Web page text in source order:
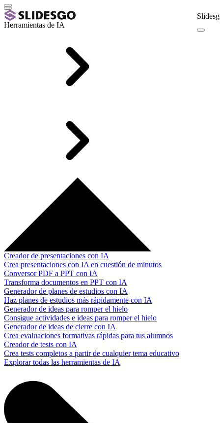
Herramientas de IA
Creador de presentaciones con IA
Crea presentaciones con IA en cuestión de minutos
Conversor PDF a PPT con IA
Transforma documentos en PPT con IA
Generador de planes de estudios con IA
Haz planes de estudios más rápidamente con IA
Generador de ideas para romper el hielo
Consigue actividades e ideas para romper el hielo
Generador de ideas de cierre con IA
Crea evaluaciones formativas rápidas para tus alumnos
Creador de tests con IA
Crea tests completos a partir de cualquier tema educativo
Explorar todas las herramientas de IA